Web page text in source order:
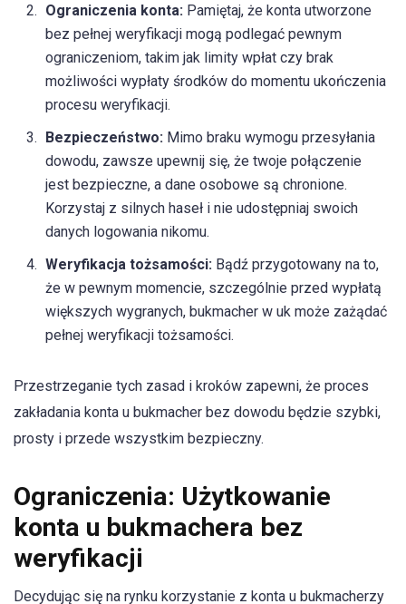
Ograniczenia konta: Pamiętaj, że konta utworzone
bez pełnej weryfikacji mogą podlegać pewnym
ograniczeniom, takim jak limity wpłat czy brak
możliwości wypłaty środków do momentu ukończenia
procesu weryfikacji.
Bezpieczeństwo: Mimo braku wymogu przesyłania
dowodu, zawsze upewnij się, że twoje połączenie
jest bezpieczne, a dane osobowe są chronione.
Korzystaj z silnych haseł i nie udostępniaj swoich
danych logowania nikomu.
Weryfikacja tożsamości: Bądź przygotowany na to,
że w pewnym momencie, szczególnie przed wypłatą
większych wygranych, bukmacher w uk może zażądać
pełnej weryfikacji tożsamości.
Przestrzeganie tych zasad i kroków zapewni, że proces
zakładania konta u bukmacher bez dowodu będzie szybki,
prosty i przede wszystkim bezpieczny.
Ograniczenia: Użytkowanie
konta u bukmachera bez
weryfikacji
Decydując się na rynku korzystanie z konta u bukmacherzy